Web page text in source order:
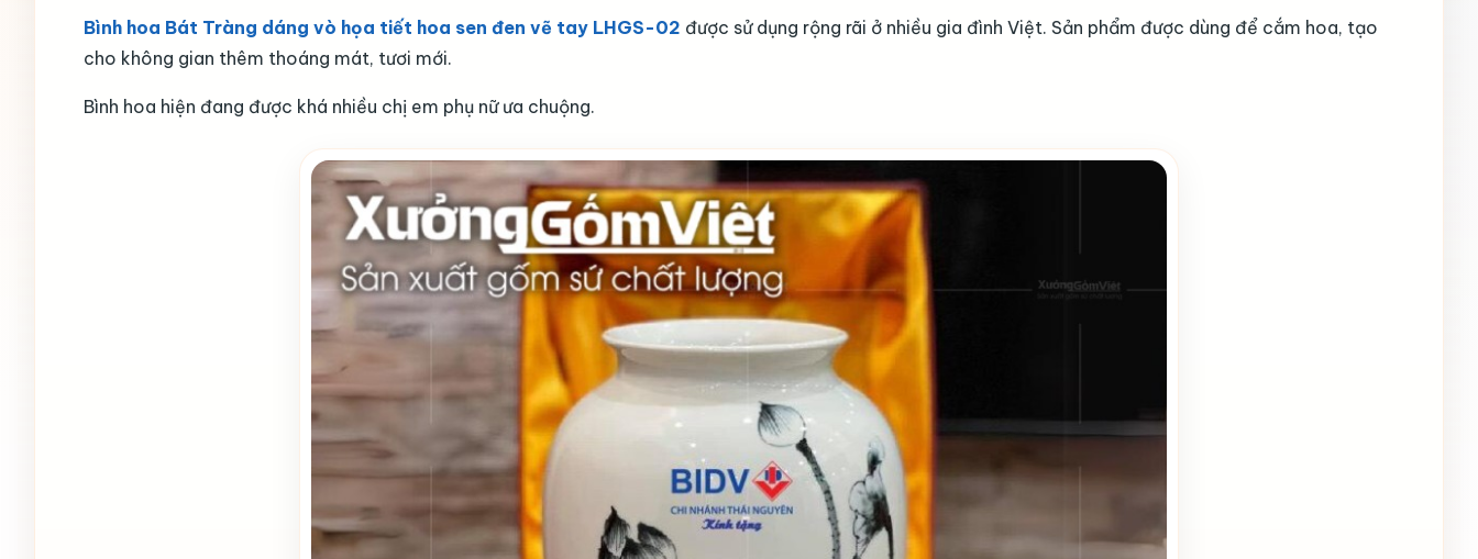
Bình hoa Bát Tràng dáng vò họa tiết hoa sen đen vẽ tay LHGS-02 được sử dụng rộng rãi ở nhiều gia đình Việt. Sản phẩm được dùng để cắm hoa, tạo
cho không gian thêm thoáng mát, tươi mới.
Bình hoa hiện đang được khá nhiều chị em phụ nữ ưa chuộng.